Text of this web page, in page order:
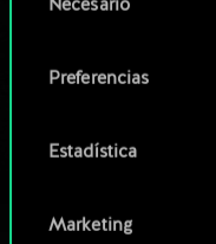
Encontrarás
preferencias al
deNecesario
Preferencias
Estadística
Marketing